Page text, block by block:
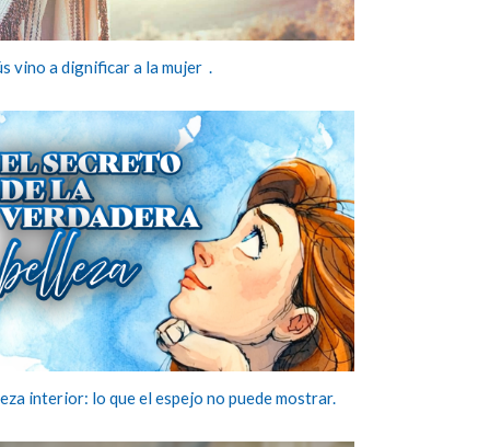
vino a dignificar a la mujer .
interior: lo que el espejo no puede mostrar.